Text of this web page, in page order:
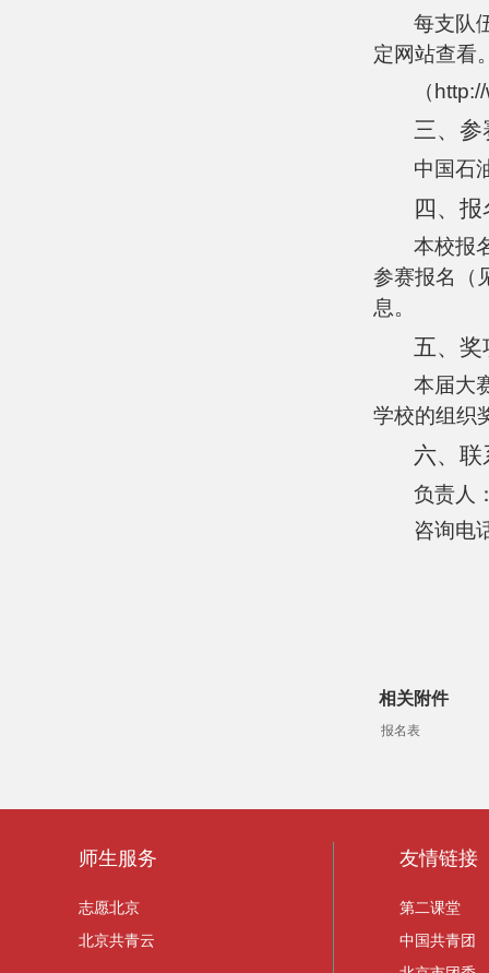
每支队
定网站查看
（
三、参
中国石
四、
本校报
参赛报名（
息。
五、奖
本届大
学校的组织
六、
负责人
咨询电
相关附件
报名表
师生服务
志愿北京
北京共青云
友情链接
第二课堂
中国共青团